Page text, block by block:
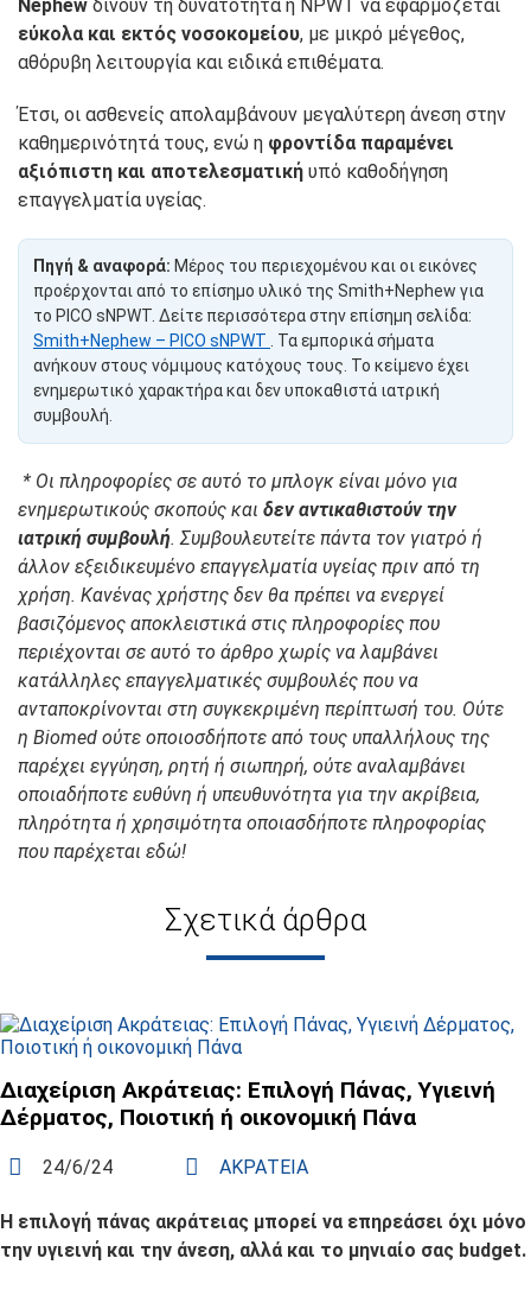
Nephew δίνουν τη δυνατότητα η NPWT να εφαρμόζεται
εύκολα και εκτός νοσοκομείου, με μικρό μέγεθος,
αθόρυβη λειτουργία και ειδικά επιθέματα.
Έτσι, οι ασθενείς απολαμβάνουν μεγαλύτερη άνεση στην
καθημερινότητά τους, ενώ η φροντίδα παραμένει
αξιόπιστη και αποτελεσματική υπό καθοδήγηση
επαγγελματία υγείας.
Πηγή & αναφορά: Μέρος του περιεχομένου και οι εικόνες
προέρχονται από το επίσημο υλικό της Smith+Nephew για
το PICO sNPWT. Δείτε περισσότερα στην επίσημη σελίδα:
Smith+Nephew – PICO sNPWT
. Τα εμπορικά σήματα
ανήκουν στους νόμιμους κατόχους τους. Το κείμενο έχει
ενημερωτικό χαρακτήρα και δεν υποκαθιστά ιατρική
συμβουλή.
* Οι πληροφορίες σε αυτό το μπλογκ είναι μόνο για
ενημερωτικούς σκοπούς και δεν αντικαθιστούν την
ιατρική συμβουλή. Συμβουλευτείτε πάντα τον γιατρό ή
άλλον εξειδικευμένο επαγγελματία υγείας πριν από τη
χρήση. Κανένας χρήστης δεν θα πρέπει να ενεργεί
βασιζόμενος αποκλειστικά στις πληροφορίες που
περιέχονται σε αυτό το άρθρο χωρίς να λαμβάνει
κατάλληλες επαγγελματικές συμβουλές που να
ανταποκρίνονται στη συγκεκριμένη περίπτωσή του. Ούτε
η Biomed ούτε οποιοσδήποτε από τους υπαλλήλους της
παρέχει εγγύηση, ρητή ή σιωπηρή, ούτε αναλαμβάνει
οποιαδήποτε ευθύνη ή υπευθυνότητα για την ακρίβεια,
πληρότητα ή χρησιμότητα οποιασδήποτε πληροφορίας
που παρέχεται εδώ!
Σχετικά άρθρα
Διαχείριση Ακράτειας: Επιλογή Πάνας, Υγιεινή
Δέρματος, Ποιοτική ή οικονομική Πάνα
24/6/24 ΑΚΡΑΤΕΙΑ
Η επιλογή πάνας ακράτειας μπορεί να επηρεάσει όχι μόνο
την υγιεινή και την άνεση, αλλά και το μηνιαίο σας budget.